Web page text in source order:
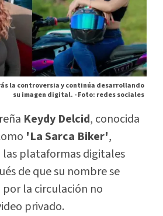
la controversia y continúa desarrollando
su imagen digital. -Foto: redes sociales
Keydy Delcid, conocida
'La Sarca Biker',
plataformas digitales
de que su nombre se
la circulación no
privado.